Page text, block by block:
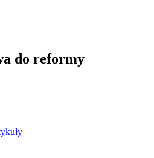
do reformy